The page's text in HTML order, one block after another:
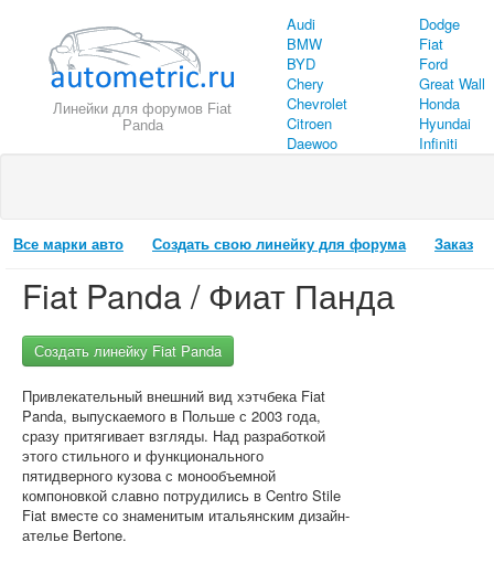
Линейки для форумов Fiat
Panda
Audi
BMW
BYD
Chery
Chevrolet
Citroen
Daewoo
Dodge
Fiat
Ford
Great Wall
Honda
Hyundai
Infiniti
Все марки авто Создать свою линейку для форума Заказ
Fiat Panda / Фиат Панда
Создать линейку Fiat Panda
Привлекательный внешний вид хэтчбека Fiat
Panda, выпускаемого в Польше с 2003 года,
сразу притягивает взгляды. Над разработкой
этого стильного и функционального
пятидверного кузова с монообъемной
компоновкой славно потрудились в Centro Stile
Fiat вместе со знаменитым итальянским дизайн-
ателье Bertone.